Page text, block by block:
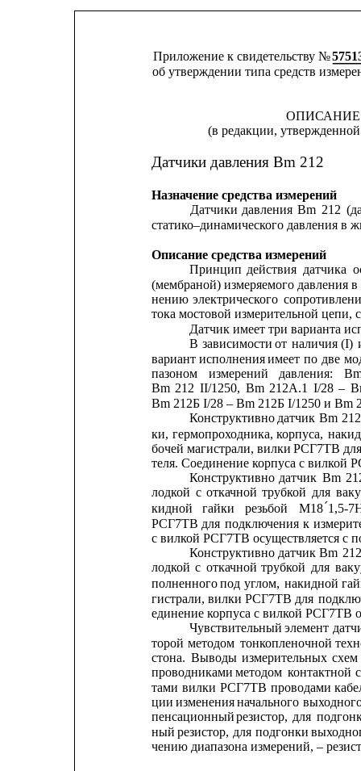
Приложение к свидетельству №
об утверждении типа средств
ОПИСАНИЕ
(в редакции,
Датчики давления Вm 212
Назначение средства измерений
Датчики давления Вm 212
статико–динамического давления в
Описание средства измерений
Принцип действия датчика
(мембраной) измеряемого давления
нению электрического
тока мостовой измерительной цепи,
Датчик имеет три варианта
В зависимости от наличия (I)
вариант исполненияимеет по две
пазоном
измерений давления:
Вm 212 II/1250, Вm 212А.1 I/28 –
Вm 212Б I/28 – Вm 212Б I/1250 и Вm
Конструктивно датчик Вm 212
ки, гермопроходника, корпуса,
бочей магистрали, вилки РСГ7ТВ
теля. Соединение корпуса с вилкой
Конструктивно датчик Вm
лодкой с откачной трубкой для
кидной
гайки резьбой М18´1,5-
РСГ7ТВ для подключения к
с вилкой РСГ7ТВ осуществляется с
Конструктивно датчик Вm
лодкой с откачной трубкой для
полненногопод углом, накидной
гистрали, вилки РСГ7ТВ для
единение корпуса с вилкой РСГ7ТВ
Чувствительный элемент
торой методом тонкопленочной
стона. Выводы измерительных схем
проводниками методом контактной
тами вилки РСГ7ТВ проводами
ции изменения начального
пенсационный резистор, для
ный резистор, для подгонки
чению диапазона измерений, –